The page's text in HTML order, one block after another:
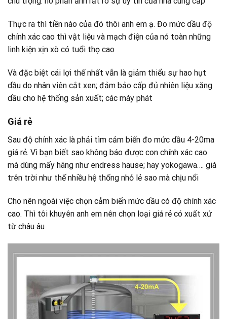
Thực ra thì tiền nào của đó thôi anh em ạ. Đo mức dầu độ
chính xác cao thì vật liệu và mạch điện của nó toàn những
linh kiện xịn xò có tuổi thọ cao
Và đặc biệt cái lợi thế nhất vẫn là giảm thiểu sự hao hụt
dầu do nhân viên cắt xen; đảm bảo cấp đủ nhiên liệu xăng
dầu cho hệ thống sản xuất; các máy phát
Giá rẻ
Sau độ chính xác là phải tìm cảm biến đo mức dầu 4-20ma
giá rẻ. Vì bạn biết sao không báo được con chính xác cao
mà dùng mấy hãng như endress hause; hay yokogawa…. giá
trên trời như thế nhiều hệ thống nhỏ lẻ sao mà chịu nổi
Cho nên ngoài việc chọn cảm biến mức dầu có độ chính xác
cao. Thì tôi khuyên anh em nên chọn loại giá rẻ có xuất xứ
từ châu âu